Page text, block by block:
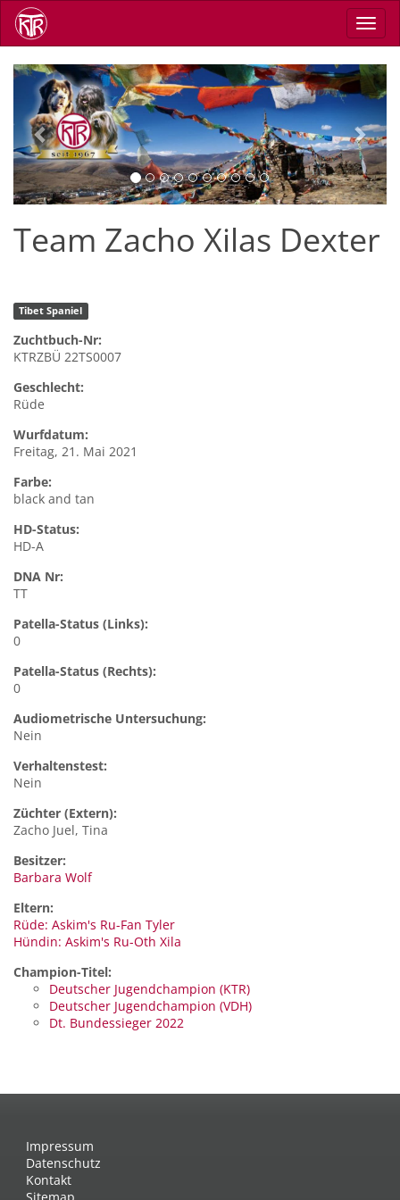
Direkt
zum
Inhalt
Previous Next
Team Zacho Xilas Dexter
Tibet Spaniel
Zuchtbuch-Nr:
KTRZBÜ 22TS0007
Geschlecht:
Rüde
Wurfdatum:
Freitag, 21. Mai 2021
Farbe:
black and tan
HD-Status:
HD-A
DNA Nr:
TT
Patella-Status (Links):
0
Patella-Status (Rechts):
0
Audiometrische Untersuchung:
Nein
Verhaltenstest:
Nein
Züchter (Extern):
Zacho Juel, Tina
Besitzer:
Barbara Wolf
Eltern:
Rüde: Askim's Ru-Fan Tyler
Hündin: Askim's Ru-Oth Xila
Champion-Titel:
Deutscher Jugendchampion (KTR)
Deutscher Jugendchampion (VDH)
Dt. Bundessieger 2022
Impressum
Datenschutz
Kontakt